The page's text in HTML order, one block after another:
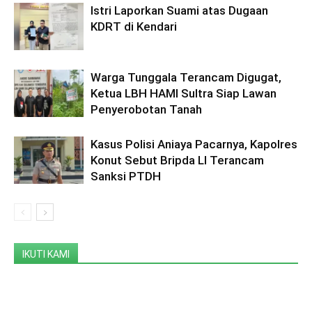
Istri Laporkan Suami atas Dugaan
KDRT di Kendari
Warga Tunggala Terancam Digugat,
Ketua LBH HAMI Sultra Siap Lawan
Penyerobotan Tanah
Kasus Polisi Aniaya Pacarnya, Kapolres
Konut Sebut Bripda LI Terancam
Sanksi PTDH
IKUTI KAMI